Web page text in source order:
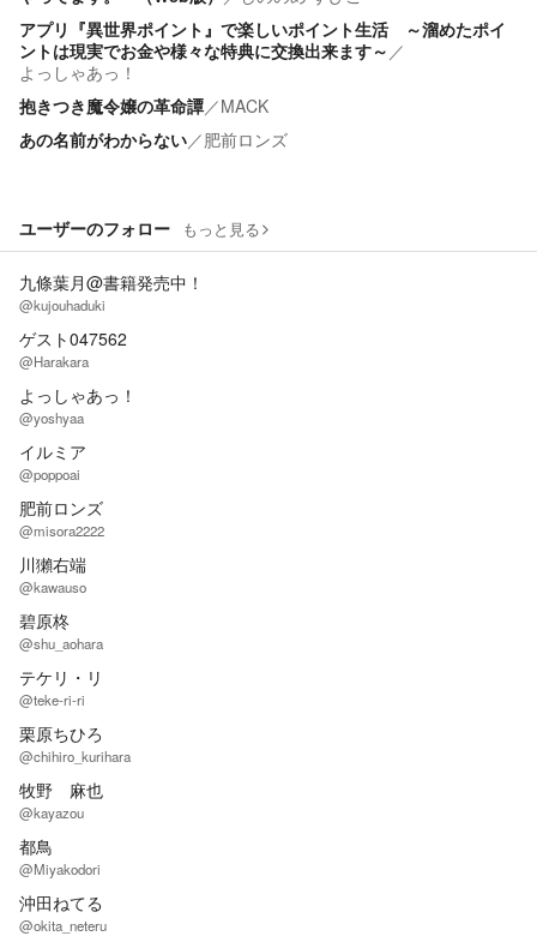
アプリ『異世界ポイント』で楽しいポイント生活 ～溜めたポイ
ントは現実でお金や様々な特典に交換出来ます～ ／
よっしゃあっ！
抱きつき魔令嬢の革命譚／MACK
あの名前がわからない／肥前ロンズ
ユーザーのフォロー もっと見る
九條葉月@書籍発売中！
@kujouhaduki
ゲスト047562
@Harakara
よっしゃあっ！
@yoshyaa
イルミア
@poppoai
肥前ロンズ
@misora2222
川獺右端
@kawauso
碧原柊
@shu_aohara
テケリ・リ
@teke-ri-ri
栗原ちひろ
@chihiro_kurihara
牧野 麻也
@kayazou
都鳥
@Miyakodori
沖田ねてる
@okita_neteru